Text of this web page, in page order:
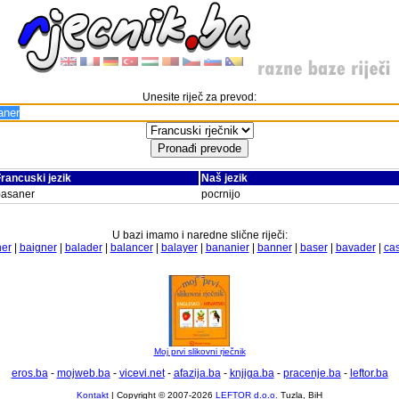
Unesite riječ za prevod:
jezik
Naš jezik
pocrnijo
U bazi imamo i naredne slične riječi:
| baigner| balader| balancer| balayer| bananier| banner| baser| bavader|
Moj prvi slikovni rječnik
eros.ba- mojweb.ba- vicevi.net- afazija.ba- knjiga.ba- pracenje.ba- leftor.ba
Kontakt | Copyright © 2007-2026 LEFTOR d.o.o. Tuzla, BiH